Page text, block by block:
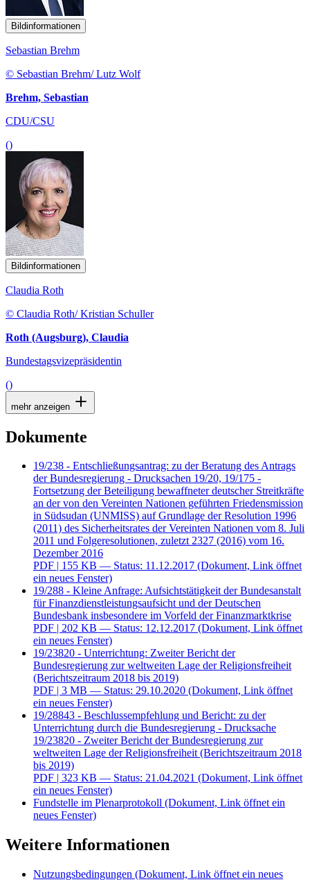
Bildinformationen
Sebastian Brehm
© Sebastian Brehm/ Lutz Wolf
Brehm, Sebastian
CDU/CSU
()
Bildinformationen
Claudia Roth
© Claudia Roth/ Kristian Schuller
Roth (Augsburg), Claudia
Bundestagsvizepräsidentin
()
mehr anzeigen
Dokumente
19/238 - Entschließungsantrag: zu der Beratung des Antrags
der Bundesregierung - Drucksachen 19/20, 19/175 -
Fortsetzung der Beteiligung bewaffneter deutscher Streitkräfte
an der von den Vereinten Nationen geführten Friedensmission
in Südsudan (UNMISS) auf Grundlage der Resolution 1996
(2011) des Sicherheitsrates der Vereinten Nationen vom 8. Juli
2011 und Folgeresolutionen, zuletzt 2327 (2016) vom 16.
Dezember 2016
PDF | 155 KB — Status: 11.12.2017 (Dokument, Link öffnet
ein neues Fenster)
19/288 - Kleine Anfrage: Aufsichtstätigkeit der Bundesanstalt
für Finanzdienstleistungsaufsicht und der Deutschen
Bundesbank insbesondere im Vorfeld der Finanzmarktkrise
PDF | 202 KB — Status: 12.12.2017 (Dokument, Link öffnet
ein neues Fenster)
19/23820 - Unterrichtung: Zweiter Bericht der
Bundesregierung zur weltweiten Lage der Religionsfreiheit
(Berichtszeitraum 2018 bis 2019)
PDF | 3 MB — Status: 29.10.2020 (Dokument, Link öffnet
ein neues Fenster)
19/28843 - Beschlussempfehlung und Bericht: zu der
Unterrichtung durch die Bundesregierung - Drucksache
19/23820 - Zweiter Bericht der Bundesregierung zur
weltweiten Lage der Religionsfreiheit (Berichtszeitraum 2018
bis 2019)
PDF | 323 KB — Status: 21.04.2021 (Dokument, Link öffnet
ein neues Fenster)
Fundstelle im Plenarprotokoll (Dokument, Link öffnet ein
neues Fenster)
Weitere Informationen
Nutzungsbedingungen (Dokument, Link öffnet ein neues